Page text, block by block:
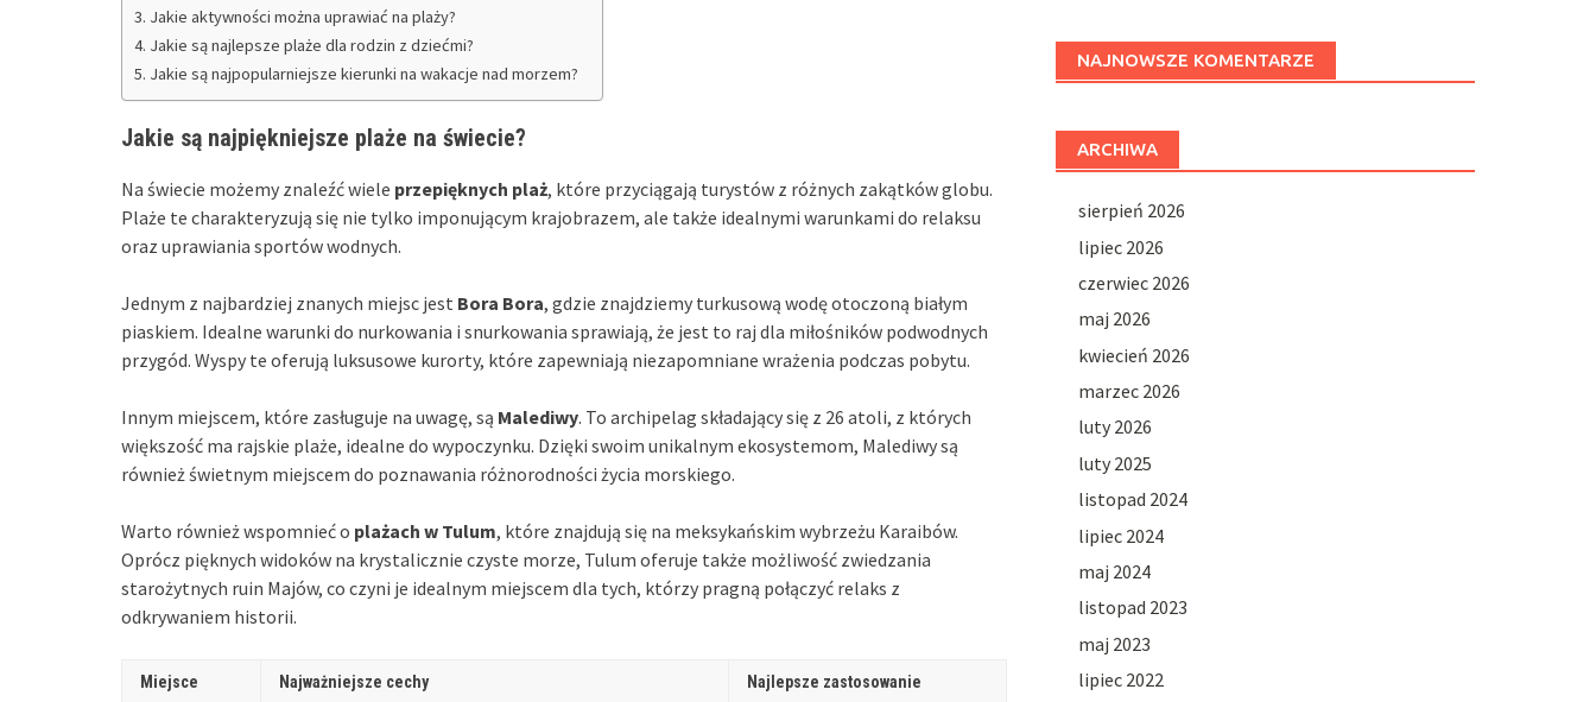
Jakie aktywności można uprawiać na plaży?
Jakie są najlepsze plaże dla rodzin z dziećmi?
Jakie są najpopularniejsze kierunki na wakacje nad morzem?
Jakie są najpiękniejsze plaże na świecie?
Na świecie możemy znaleźć wiele przepięknych plaż, które przyciągają turystów z różnych zakątków globu.
Plaże te charakteryzują się nie tylko imponującym krajobrazem, ale także idealnymi warunkami do relaksu
oraz uprawiania sportów wodnych.
Jednym z najbardziej znanych miejsc jest Bora Bora, gdzie znajdziemy turkusową wodę otoczoną białym
piaskiem. Idealne warunki do nurkowania i snurkowania sprawiają, że jest to raj dla miłośników podwodnych
przygód. Wyspy te oferują luksusowe kurorty, które zapewniają niezapomniane wrażenia podczas pobytu.
Innym miejscem, które zasługuje na uwagę, są Malediwy. To archipelag składający się z 26 atoli, z których
większość ma rajskie plaże, idealne do wypoczynku. Dzięki swoim unikalnym ekosystemom, Malediwy są
również świetnym miejscem do poznawania różnorodności życia morskiego.
Warto również wspomnieć o plażach w Tulum, które znajdują się na meksykańskim wybrzeżu Karaibów.
Oprócz pięknych widoków na krystalicznie czyste morze, Tulum oferuje także możliwość zwiedzania
starożytnych ruin Majów, co czyni je idealnym miejscem dla tych, którzy pragną połączyć relaks z
odkrywaniem historii.
Miejsce Najważniejsze cechy Najlepsze zastosowanie
NAJNOWSZE KOMENTARZE
ARCHIWA
sierpień 2026
lipiec 2026
czerwiec 2026
maj 2026
kwiecień 2026
marzec 2026
luty 2026
luty 2025
listopad 2024
lipiec 2024
maj 2024
listopad 2023
maj 2023
lipiec 2022